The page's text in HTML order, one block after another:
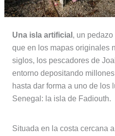
Una isla artificial , un
que en los mapas originales
siglos, los pescadores de
entorno depositando
hasta dar forma a uno de los
Senegal: la isla de Fadiouth.
Situada en la costa cercana a